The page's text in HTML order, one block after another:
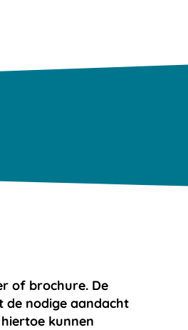
of brochure. De
de nodige aandacht
kunnen